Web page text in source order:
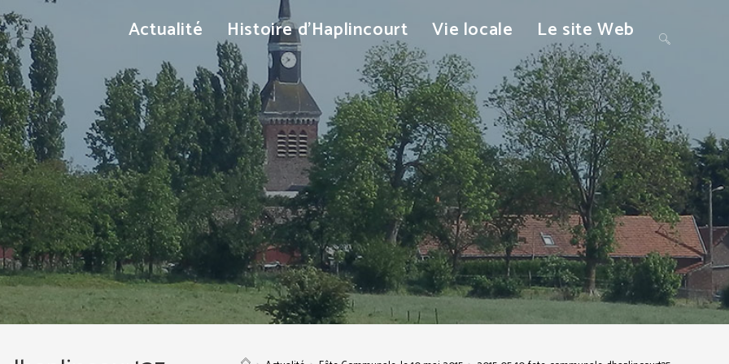
Actualité Histoire d’Haplincourt Vie locale Le site Web Toggle
website
search